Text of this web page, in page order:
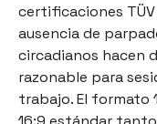
certificaciones
ausencia de
circadianos hacen
razonable para
trabajo. El formato